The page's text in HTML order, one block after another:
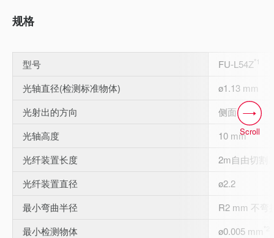
规格
型号 FU-L54Z*1
光轴直径(检测标准物体)
ø1.13 mm
光射出的方向
侧面
光轴高度
10 mm
光纤装置长度
2m自由切割
光纤装置直径
ø2.2
最小弯曲半径
R2 mm 不弯
最小检测物体
ø0.005 mm
Scroll